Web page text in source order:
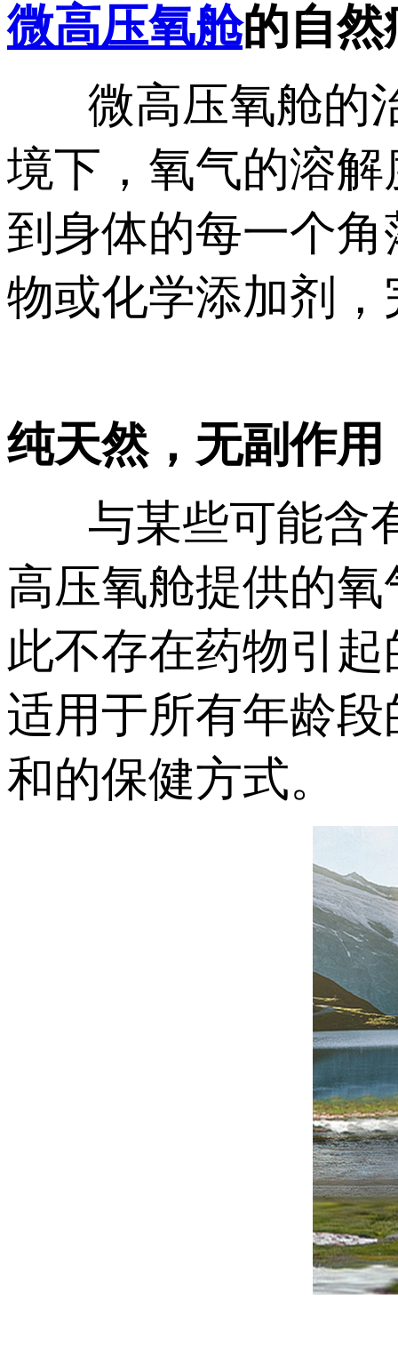
微高压氧舱的自然
微高压氧舱的治
境下，氧气的溶
到身体的每一个
物或化学添加剂
纯天然，无副作用
与某些可能含有
高压氧舱提供的
此不存在药物引
适用于所有年龄
和的保健方式。